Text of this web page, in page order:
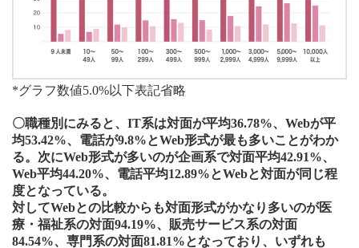
*グラフ数値5.0%以下表記省略
〇職種別にみると、IT系は対面が平均36.78%、Webが平
均53.42%、電話が9.8%とWeb形式が最も多いことがわか
る。次にWeb形式が多いのが企画系で対面平均42.91%、
Web平均44.20%、電話平均12.89%とWebと対面が同じ程
度となっている。
対してWebとの比較からも対面形式がかなり多いのが医
療・福祉系の対面94.19%、販売サービス系の対面
84.54%、専門系の対面81.81%となっており、いずれも